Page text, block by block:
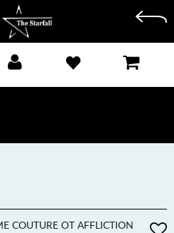
ПО ВСЕЙ РОССИИ! ОПЛАТА ПРИ ПОЛУЧЕНИИ
ПОДРОБНЕЕ >
COUTURE ОТ AFFLICTION